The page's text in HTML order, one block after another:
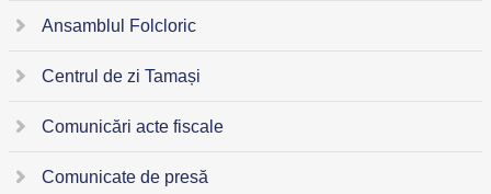
Ansamblul Folcloric
Centrul de zi Tamași
Comunicări acte fiscale
Comunicate de presă